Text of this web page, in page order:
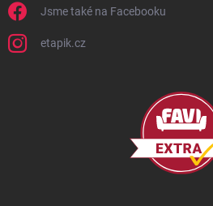
Jsme také na Facebooku
etapik.cz